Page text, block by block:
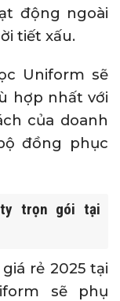
động ngoài
tiết xấu.
Uniform sẽ
hợp nhất với
của doanh
đồng phục
ty trọn gói tại
rẻ 2025 tại
sẽ phụ